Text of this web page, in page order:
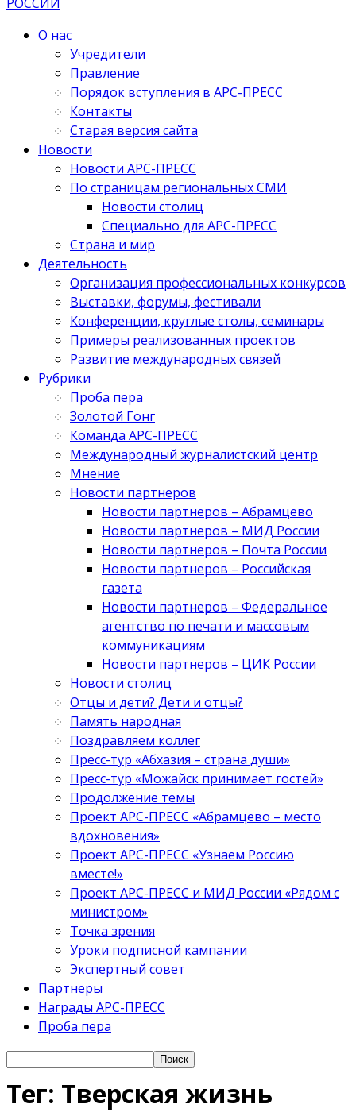
О нас
Учредители
Правление
Порядок вступления в АРС-ПРЕСС
Контакты
Старая версия сайта
Новости
Новости АРС-ПРЕСС
По страницам региональных СМИ
Новости столиц
Специально для АРС-ПРЕСС
Страна и мир
Деятельность
Организация профессиональных конкурсов
Выставки, форумы, фестивали
Конференции, круглые столы, семинары
Примеры реализованных проектов
Развитие международных связей
Рубрики
Проба пера
Золотой Гонг
Команда АРС-ПРЕСС
Международный журналистский центр
Мнение
Новости партнеров
Новости партнеров – Абрамцево
Новости партнеров – МИД России
Новости партнеров – Почта России
Новости партнеров – Российская
газета
Новости партнеров – Федеральное
агентство по печати и массовым
коммуникациям
Новости партнеров – ЦИК России
Новости столиц
Отцы и дети? Дети и отцы?
Память народная
Поздравляем коллег
Пресс-тур «Абхазия – страна души»
Пресс-тур «Можайск принимает гостей»
Продолжение темы
Проект АРС-ПРЕСС «Абрамцево – место
вдохновения»
Проект АРС-ПРЕСС «Узнаем Россию
вместе!»
Проект АРС-ПРЕСС и МИД России «Рядом с
министром»
Точка зрения
Уроки подписной кампании
Экспертный совет
Партнеры
Награды АРС-ПРЕСС
Проба пера
Тег: Тверская жизнь